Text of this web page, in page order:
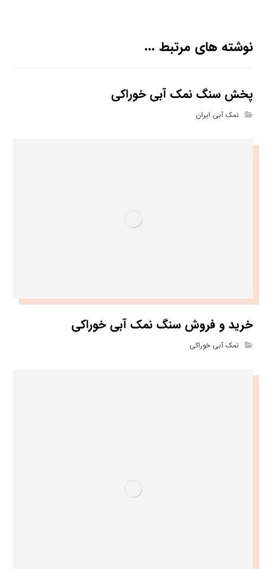
نوشته های مرتبط ...
پخش سنگ نمک آبی خوراکی
نمک آبی ایران
خرید و فروش سنگ نمک آبی خوراکی
نمک آبی خوراکی